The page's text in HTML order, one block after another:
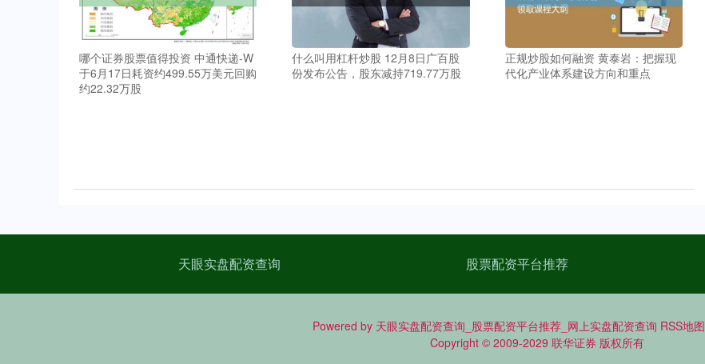
哪个证券股票值得投资 中通快递-W
于6月17日耗资约499.55万美元回购
约22.32万股
什么叫用杠杆炒股 12月8日广百股
份发布公告，股东减持719.77万股
正规炒股如何融资 黄泰岩：把握现
代化产业体系建设方向和重点
天眼实盘配资查询 股票配资平台推荐
Powered by 天眼实盘配资查询_股票配资平台推荐_网上实盘配资查询 RSS地图
Copyright © 2009-2029 联华证券 版权所有